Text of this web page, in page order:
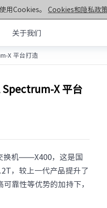
用Cookies。 Cookies和隐私政
关于我们
· NF5180G7
· NF5280M6
X 平台打造
Spectrum-X 平台
换机——X400，这是国
，较上一代产品提升了
靠性等优势的加持下，